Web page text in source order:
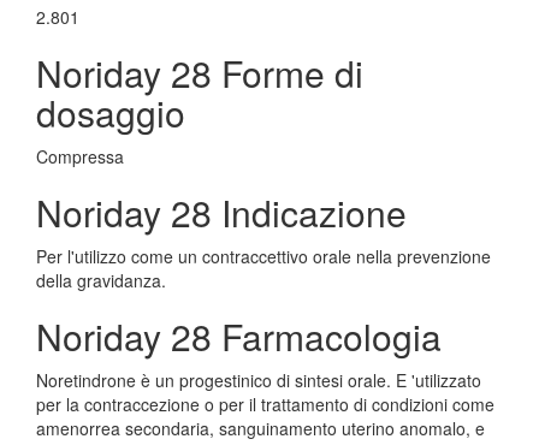
2.801
Noriday 28 Forme di
dosaggio
Compressa
Noriday 28 Indicazione
Per l'utilizzo come un contraccettivo orale nella prevenzione
della gravidanza.
Noriday 28 Farmacologia
Noretindrone è un progestinico di sintesi orale. E 'utilizzato
per la contraccezione o per il trattamento di condizioni come
amenorrea secondaria, sanguinamento uterino anomalo, e